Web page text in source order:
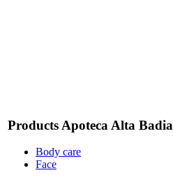
Products Apoteca Alta Badia
Body care
Face